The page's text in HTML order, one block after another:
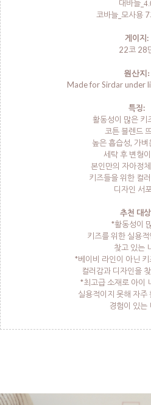
대바늘_
코바늘_모사용
게이지:
22코 28
원산지:
Made for Sirdar under
특징:
활동성이 많은 키
코튼 블렌드
높은 흡습성, 가벼
세탁 후 변형
본인만의 자아정
키즈들을 위한 컬
디자인 서
추천 대
*활동성이
키즈를 위한 실용
찾고 있는
*베이비 라인이 아닌
컬러감과 디자인을
*최고급 소재로 아이
실용적이지 못해 자주
경험이 있는